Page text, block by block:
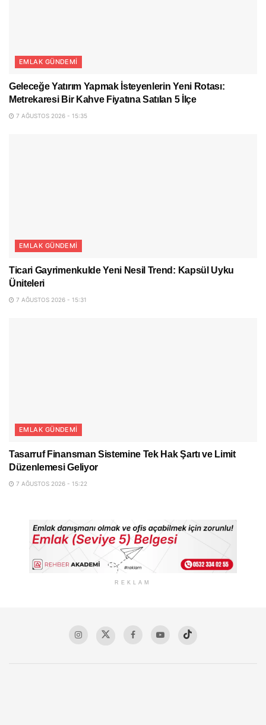
EMLAK GÜNDEMI
Geleceğe Yatırım Yapmak İsteyenlerin Yeni Rotası:
Metrekaresi Bir Kahve Fiyatına Satılan 5 İlçe
7 AĞUSTOS 2026 - 15:35
EMLAK GÜNDEMI
Ticari Gayrimenkulde Yeni Nesil Trend: Kapsül Uyku
Üniteleri
7 AĞUSTOS 2026 - 15:31
EMLAK GÜNDEMI
Tasarruf Finansman Sistemine Tek Hak Şartı ve Limit
Düzenlemesi Geliyor
7 AĞUSTOS 2026 - 15:22
REKLAM